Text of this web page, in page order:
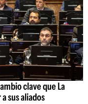
clave que La
sus aliados